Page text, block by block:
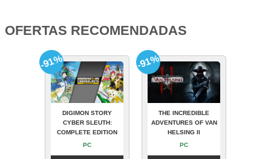
OFERTAS RECOMENDADAS
DIGIMON STORY
CYBER SLEUTH:
COMPLETE EDITION
PC
-91%
THE INCREDIBLE
ADVENTURES OF VAN
HELSING II
PC
-91%